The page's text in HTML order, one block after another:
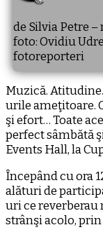
de Silvia Petre
foto: Ovidiu
fotoreporteri
Muzică.
urile ameţitoare.
şi efort… Toate
perfect sâmbătă
Events Hall, la
Începând cu ora
alături de
uri ce reverberau
strânşi acolo,